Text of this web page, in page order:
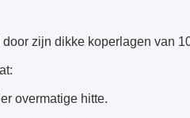
zijn dikke koperlagen van
overmatige hitte.